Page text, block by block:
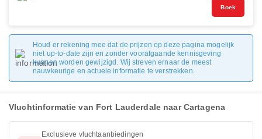
Boek
Houd er rekening mee dat de prijzen op deze pagina mogelijk
niet up-to-date zijn en zonder voorafgaande kennisgeving
kunnen worden gewijzigd. Wij streven ernaar de meest
nauwkeurige en actuele informatie te verstrekken.
Vluchtinformatie van Fort Lauderdale naar Cartagena
Exclusieve vluchtaanbiedingen